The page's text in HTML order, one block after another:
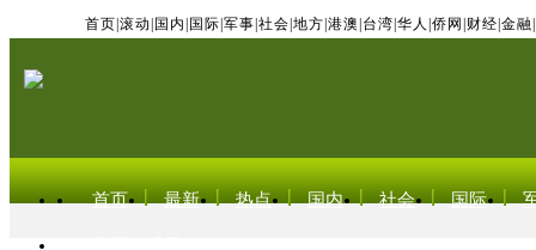
首页 滚动 国内 国际 军事 社会 地方 港澳 台湾 华人 侨网 财经 金融
首页 最新 热点 国内 社会 国际